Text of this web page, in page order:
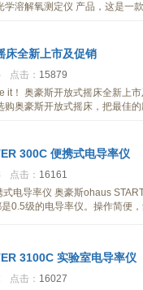
溶解氧测定仪 产品，这是一
床全新上市及促销
点击： 15879
it！ 奥豪斯开放式摇床全新上
购奥豪斯开放式摇床，把最佳
300C 便携式电导率仪
点击： 16161
电导率仪 奥豪斯ohaus
0.5级的电导率仪。操作简便
3100C 实验室电导率仪
点击： 16027